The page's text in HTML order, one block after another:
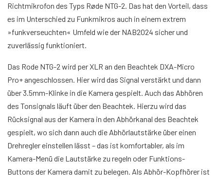
Richtmikrofon des Typs Røde NTG-2. Das hat den Vorteil, dass
es im Unterschied zu Funkmikros auch in einem extrem
»funkverseuchten« Umfeld wie der NAB2024 sicher und
zuverlässig funktioniert.
Das Rode NTG-2 wird per XLR an den Beachtek DXA-Micro
Pro+ angeschlossen. Hier wird das Signal verstärkt und dann
über 3.5mm-Klinke in die Kamera gespielt. Auch das Abhören
des Tonsignals läuft über den Beachtek. Hierzu wird das
Rücksignal aus der Kamera in den Abhörkanal des Beachtek
gespielt, wo sich dann auch die Abhörlautstärke über einen
Drehregler einstellen lässt – das ist komfortabler, als im
Kamera-Menü die Lautstärke zu regeln oder Funktions-
Buttons der Kamera damit zu belegen. Als Abhör-Kopfhörer ist